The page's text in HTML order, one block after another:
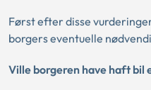
Først efter disse
borgers eventuelle
Ville borgeren have haft bil